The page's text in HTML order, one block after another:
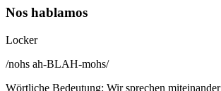
Nos hablamos
Locker
/nohs ah-BLAH-mohs/
Wörtliche Bedeutung: Wir sprechen miteinander